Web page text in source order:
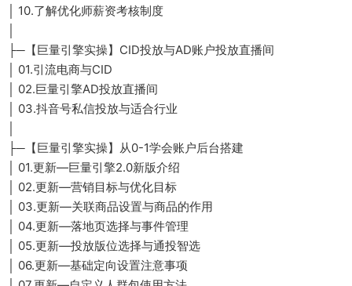
│ 10.了解优化师薪资考核制度
├─【巨量引擎实操】CID投放与AD账户投放直播间
│ 01.引流电商与CID
│ 02.巨量引擎AD投放直播间
│ 03.抖音号私信投放与适合行业
├─【巨量引擎实操】从0-1学会账户后台搭建
│ 01.更新—巨量引擎2.0新版介绍
│ 02.更新—营销目标与优化目标
│ 03.更新—关联商品设置与商品的作用
│ 04.更新—落地页选择与事件管理
│ 05.更新—投放版位选择与通投智选
│ 06.更新—基础定向设置注意事项